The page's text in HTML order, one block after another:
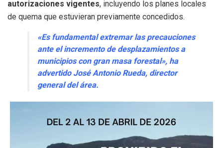
autorizaciones vigentes, incluyendo los planes locales
de quema que estuvieran previamente concedidos.
«Es fundamental extremar las precauciones
ante el incremento de desplazamientos a
municipios con gran masa forestal», ha
advertido José Antonio Rueda, director
general del área.